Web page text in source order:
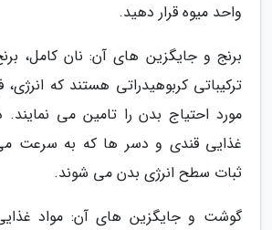
واحد میوه قرار دهید.
برنج و جایگزین های آن: نان کامل،
ترکیباتی کربوهیدراتی هستند که
مورد احتیاج بدن را تامین می نمایند.
غذایی قندی و دسر ها که به سرعت
ثبات سطح انرژی بدن می شوند.
گوشت و جایگزین های آن: مواد